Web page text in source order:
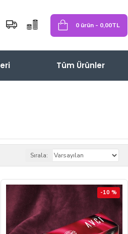
0 ürün - 0,00TL
Tüm Ürünler
Sırala:
-10 %